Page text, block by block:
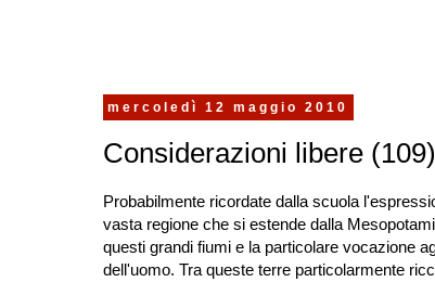
mercoledì 12 maggio 2010
Considerazioni libere
Probabilmente ricordate dalla scuola
vasta regione che si estende dalla
questi grandi fiumi e la particolare vocazione
dell'uomo. Tra queste terre particolarmente